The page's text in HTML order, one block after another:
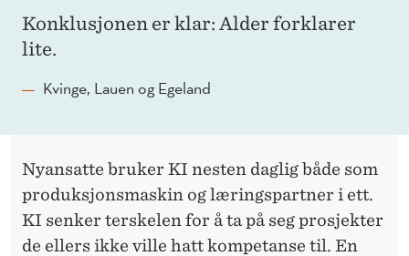
Konklusjonen er klar: Alder forklarer
lite.
Kvinge, Lauen og Egeland
Nyansatte bruker KI nesten daglig både som
produksjonsmaskin og læringspartner i ett.
KI senker terskelen for å ta på seg prosjekter
de ellers ikke ville hatt kompetanse til. En